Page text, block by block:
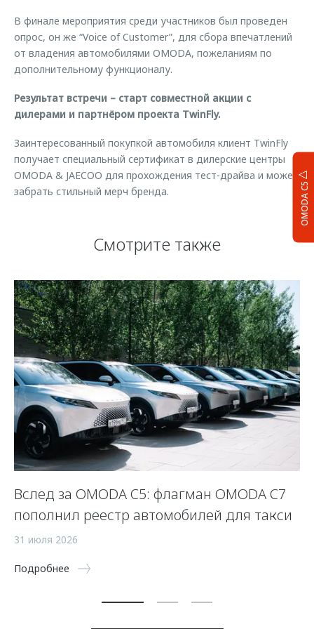
OMODA C5
В финале мероприятия среди участников был проведен
опрос, он же “Voice of Customer”, для сбора впечатлений
от владения автомобилями OMODA, пожеланиям по
дополнительному функционалу.
Результат встречи – старт совместной акции с
дилерами и партнёром проекта TwinFly.
Заинтересованный покупкой автомобиля клиент TwinFly
получает специальный сертификат в дилерские центры
OMODA & JAECOO для прохождения тест-драйва и может
забрать стильный мерч бренда.
Смотрите также
Вслед за OMODA C5: флагман OMODA C7
пополнил реестр автомобилей для такси
31 июля 2026
Подробнее